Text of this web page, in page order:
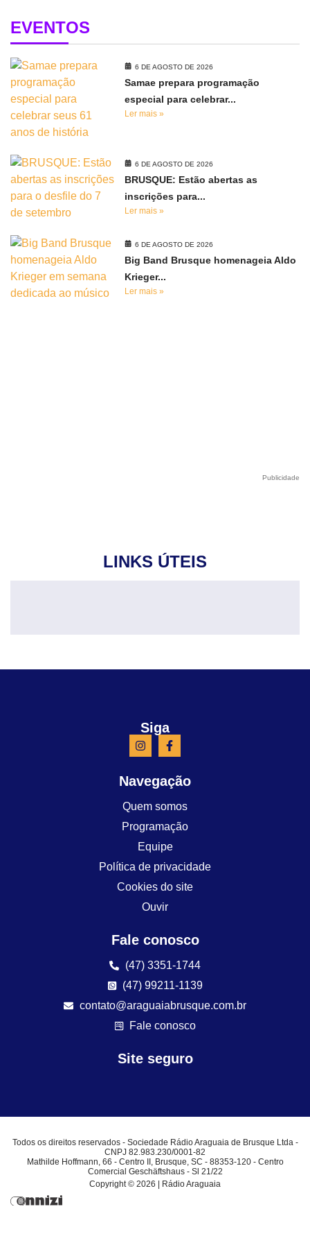
EVENTOS
6 DE AGOSTO DE 2026
Samae prepara programação
especial para celebrar...
Ler mais »
6 DE AGOSTO DE 2026
BRUSQUE: Estão abertas as
inscrições para...
Ler mais »
6 DE AGOSTO DE 2026
Big Band Brusque homenageia Aldo
Krieger...
Ler mais »
Publicidade
LINKS ÚTEIS
Siga
Navegação
Quem somos
Programação
Equipe
Política de privacidade
Cookies do site
Ouvir
Fale conosco
(47) 3351-1744
(47) 99211-1139
contato@araguaiabrusque.com.br
Fale conosco
Site seguro
Todos os direitos reservados - Sociedade Rádio Araguaia de Brusque Ltda -
CNPJ 82.983.230/0001-82
Mathilde Hoffmann, 66 - Centro II, Brusque, SC - 88353-120 - Centro
Comercial Geschäftshaus - Sl 21/22
Copyright © 2026 | Rádio Araguaia